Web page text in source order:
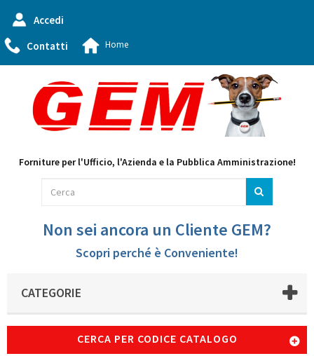
Accedi
Contatti
Home
Forniture per l'Ufficio, l'Azienda e la Pubblica Amministrazione!
Non sei ancora un Cliente GEM?
Scopri perché è Conveniente!
CATEGORIE
CERCA PER CODICE CATALOGO